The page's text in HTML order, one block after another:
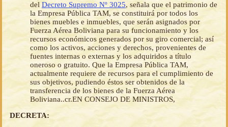
del Decreto Supremo Nº 3025, señala que el patrimonio de
la Empresa Pública TAM, se constituirá por todos los
bienes muebles e inmuebles, que serán asignados por
Fuerza Aérea Boliviana para su funcionamiento y los
recursos económicos generados por su giro comercial; así
como los activos, acciones y derechos, provenientes de
fuentes internas o externas y los adquiridos a título
oneroso o gratuito. Que la Empresa Pública TAM,
actualmente requiere de recursos para el cumplimiento de
sus objetivos, pudiendo éstos ser obtenidos de la
transferencia de los bienes de la Fuerza Aérea
Boliviana..cr.EN CONSEJO DE MINISTROS,
DECRETA: